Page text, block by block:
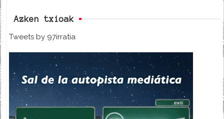
Azken txioak
Tweets by 97irratia